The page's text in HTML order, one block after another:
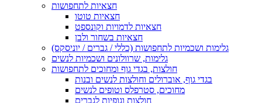
חצאיות לתחפושות
חצאיות טוטו
חצאיות לדמויות וקונספט
חצאיות בשחור ולבן
גלימות ושכמיות לתחפושות (כללי / גברים / יוניסקס)
גלימות, שרוולונים ושכמיות לנשים
חולצות, בגדי גוף ומחוכים לתחפושות
בגדי גוף, אוברולים וחולצות לנשים ובנות
מחוכים, סטרפלס וטופים לנשים
חולצות וגופיות לגברים